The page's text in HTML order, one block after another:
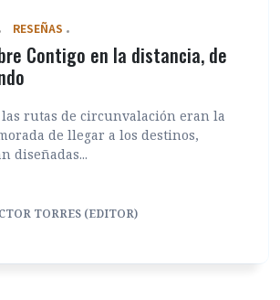
RESEÑAS
Contigo en la distancia, de
las rutas de circunvalación eran la
de llegar a los destinos,
diseñadas...
TORRES (EDITOR)